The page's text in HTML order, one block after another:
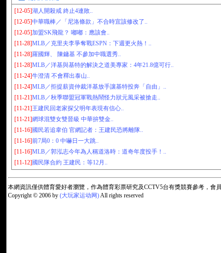
[12-05]湖人開殺戒 終止4連敗..
[12-05]中華職棒／「尼洛條款」不合時宜該修改了..
[12-05]加盟SK飛龍？ 嘟嘟：應該會..
[11-28]MLB／克里夫李爭奪戰ESPN：下週更火熱！..
[11-28]羅國輝、 陳鏞基 不參加中職選秀..
[11-28]MLB／洋基與基特的解決之道美專家：4年21.8億可行..
[11-24]牛澄清 不會釋出泰山..
[11-24]MLB／拒提薪資仲裁洋基放手讓基特投奔「自由」..
[11-21]MLB／秋季聯盟冠軍戰熱鬧怪力狀元風采被搶走..
[11-21]王建民回老家探父明年表現有信心..
[11-21]網球混雙女雙晉級 中華拚雙金..
[11-16] 國民若追韋伯 官網記者：王建民恐將離隊..
[11-16]前7局0：0 中嚇日一大跳..
[11-16]MLB／郭泓志今年為人稱道洛時：道奇年度投手！..
[11-12] 國民隊合約 王建民：等12月..
本網資訊僅供體育愛好者瀏覽，作為體育彩票研究及CCTV5台有獎競賽參考，
Copyright © 2006 by (大玩家运动网)All rights reserved